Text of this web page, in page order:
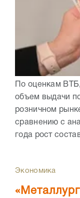
По оценкам
объем выдачи
розничном
сравнению с
года рост
Экономика